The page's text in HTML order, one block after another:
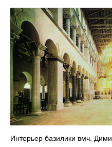
Интерьер базилики вмч.